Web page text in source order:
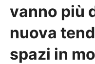
vanno più
nuova
spazi in